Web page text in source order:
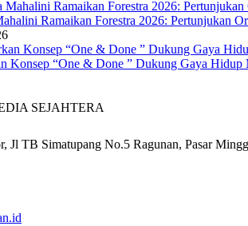
Ramaikan Forestra 2026: Pertunjukan
Konsep “One & Done ” Dukung Gaya Hidup
SEJAHTERA
Jl TB Simatupang No.5 Ragunan, Pasar